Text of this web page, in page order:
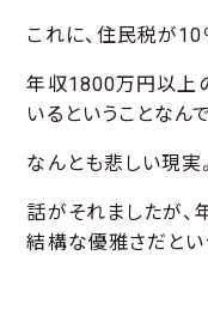
これに、住民税が10
年収1800万円以上
いるということなん
なんとも悲しい現実。
話がそれましたが、
結構な優雅さだとい